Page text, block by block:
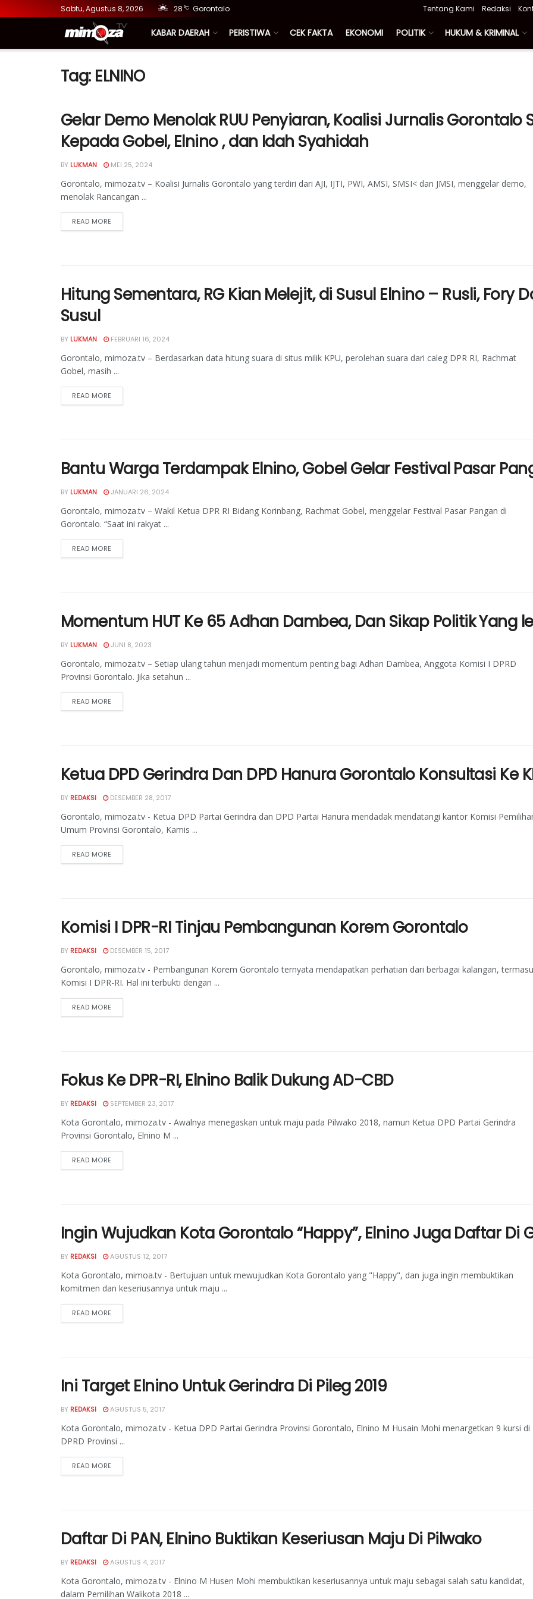
Sabtu, Agustus 8, 2026 28 °C Gorontalo Tentang Kami Redaksi
KABAR DAERAH PERISTIWA CEK FAKTA EKONOMI POLITIK HUKUM & KRIMINAL
Tag: ELNINO
Gelar Demo Menolak RUU Penyiaran, Koalisi Jurnalis
Kepada Gobel, Elnino , dan Idah Syahidah
BY LUKMAN MEI 25, 2024
Gorontalo, mimoza.tv – Koalisi Jurnalis Gorontalo yang terdiri dari AJI, IJTI, PWI, AMSI, SMSI< dan JMSI, menggelar demo,
menolak Rancangan ...
READ MORE
Hitung Sementara, RG Kian Melejit, di Susul Elnino – Rusli, Fory
Susul
BY LUKMAN FEBRUARI 16, 2024
Gorontalo, mimoza.tv – Berdasarkan data hitung suara di situs milik KPU, perolehan suara dari caleg DPR RI, Rachmat
Gobel, masih ...
READ MORE
Bantu Warga Terdampak Elnino, Gobel Gelar Festival Pasar
BY LUKMAN JANUARI 26, 2024
Gorontalo, mimoza.tv – Wakil Ketua DPR RI Bidang Korinbang, Rachmat Gobel, menggelar Festival Pasar Pangan di
Gorontalo. “Saat ini rakyat ...
READ MORE
Momentum HUT Ke 65 Adhan Dambea, Dan Sikap Politik Yang
BY LUKMAN JUNI 8, 2023
Gorontalo, mimoza.tv – Setiap ulang tahun menjadi momentum penting bagi Adhan Dambea, Anggota Komisi I DPRD
Provinsi Gorontalo. Jika setahun ...
READ MORE
Ketua DPD Gerindra Dan DPD Hanura Gorontalo Konsultasi Ke
BY REDAKSI DESEMBER 28, 2017
Gorontalo, mimoza.tv - Ketua DPD Partai Gerindra dan DPD Partai Hanura mendadak mendatangi kantor Komisi
Umum Provinsi Gorontalo, Kamis ...
READ MORE
Komisi I DPR-RI Tinjau Pembangunan Korem Gorontalo
BY REDAKSI DESEMBER 15, 2017
Gorontalo, mimoza.tv - Pembangunan Korem Gorontalo ternyata mendapatkan perhatian dari berbagai kalangan,
Komisi I DPR-RI. Hal ini terbukti dengan ...
READ MORE
Fokus Ke DPR-RI, Elnino Balik Dukung AD-CBD
BY REDAKSI SEPTEMBER 23, 2017
Kota Gorontalo, mimoza.tv - Awalnya menegaskan untuk maju pada Pilwako 2018, namun Ketua DPD Partai Gerindra
Provinsi Gorontalo, Elnino M ...
READ MORE
Ingin Wujudkan Kota Gorontalo “Happy”, Elnino Juga Daftar Di
BY REDAKSI AGUSTUS 12, 2017
Kota Gorontalo, mimoa.tv - Bertujuan untuk mewujudkan Kota Gorontalo yang "Happy", dan juga ingin membuktikan
komitmen dan keseriusannya untuk maju ...
READ MORE
Ini Target Elnino Untuk Gerindra Di Pileg 2019
BY REDAKSI AGUSTUS 5, 2017
Kota Gorontalo, mimoza.tv - Ketua DPD Partai Gerindra Provinsi Gorontalo, Elnino M Husain Mohi menargetkan 9 kursi di
DPRD Provinsi ...
READ MORE
Daftar Di PAN, Elnino Buktikan Keseriusan Maju Di Pilwako
BY REDAKSI AGUSTUS 4, 2017
Kota Gorontalo, mimoza.tv - Elnino M Husen Mohi membuktikan keseriusannya untuk maju sebagai salah satu kandidat,
dalam Pemilihan Walikota 2018 ...